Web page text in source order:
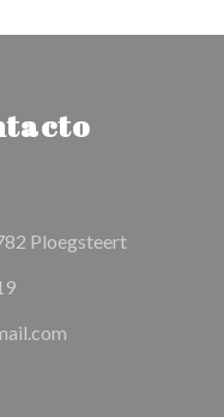
Ploegsteert((abre numa
((abre numa nova